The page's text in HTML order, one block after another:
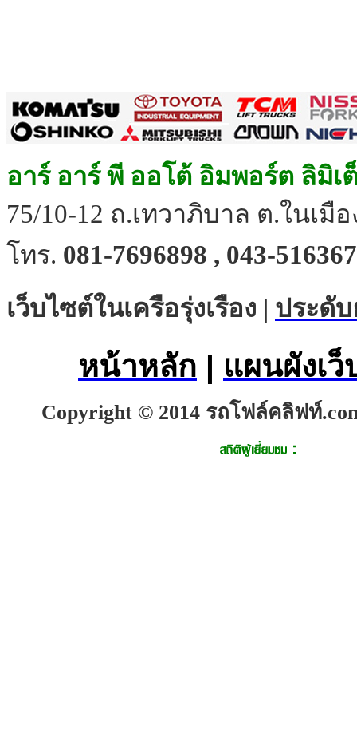
อาร์ อาร์ พี ออโต้ อิมพอร์ต ลิมิเ
75/10-12 ถ.เทวาภิบาล ต.ในเมื
โทร. 081-7696898 , 043-
เว็บไซต์ในเครือรุ่งเรือง | ประดั
หน้าหลัก | แผนผังเ
Copyright © 2014 รถโฟล์คลิฟท์